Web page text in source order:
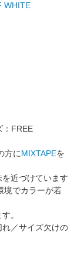
WHITE
FREE
方にMIXTAPEを
近づけています
境でカラーが若
。
れ／サイズ欠けの